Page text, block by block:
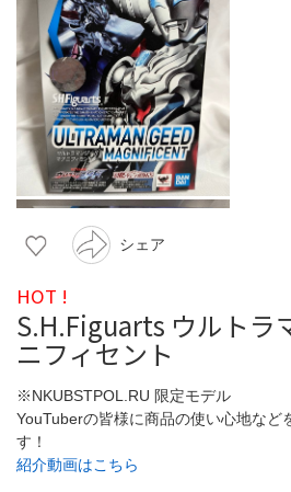
シェア
HOT !
S.H.Figuarts ウルトラ
ニフィセント
※NKUBSTPOL.RU 限定モデル
YouTuberの皆様に商品の使い心地など
す！
紹介動画はこちら